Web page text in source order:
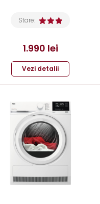
Stare:
1.990 lei
Vezi detalii